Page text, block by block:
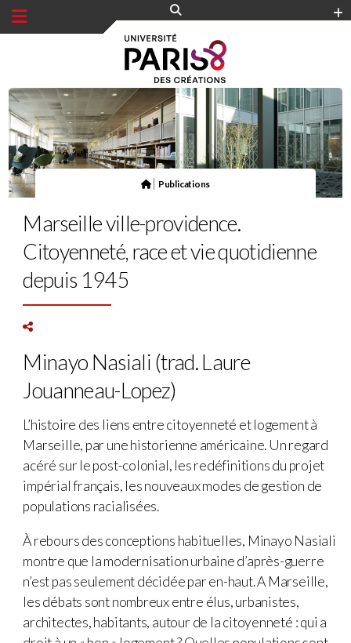
Publications
Marseille ville-providence.
Citoyenneté, race et vie quotidienne
depuis 1945
Minayo Nasiali (trad. Laure
Jouanneau-Lopez)
L’histoire des liens entre citoyenneté et logement à
Marseille, par une historienne américaine. Un regard
acéré sur le post-colonial, les redéfinitions du projet
impérial français, les nouveaux modes de gestion de
populations racialisées.
À rebours des conceptions habituelles, Minayo Nasiali
montre que la modernisation urbaine d’après-guerre
n’est pas seulement décidée par en-haut. A Marseille,
les débats sont nombreux entre élus, urbanistes,
architectes, habitants, autour de la citoyenneté : qui a
Panneau de gestion des cookies